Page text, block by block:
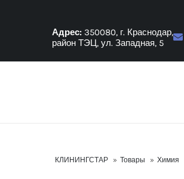
Адрес: 350080, г. Краснодар,
район ТЭЦ, ул. Западная, 5
КЛИНИНГСТАР » Товары » Химия